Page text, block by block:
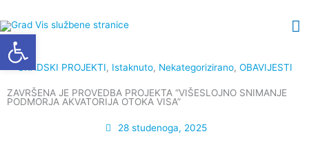
to
content
GRADSKI PROJEKTI, Istaknuto, Nekategorizirano, OBAVIJESTI
ZAVRŠENA JE PROVEDBA PROJEKTA “VIŠESLOJNO SNIMANJE
PODMORJA AKVATORIJA OTOKA VISA”
28 studenoga, 2025
Open toolbar